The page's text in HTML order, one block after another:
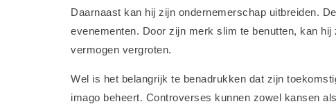
Daarnaast kan hij zijn ondernemerschap uitbreiden.
evenementen. Door zijn merk slim te benutten, kan
vermogen vergroten.
Wel is het belangrijk te benadrukken dat zijn
imago beheert. Controverses kunnen zowel kansen